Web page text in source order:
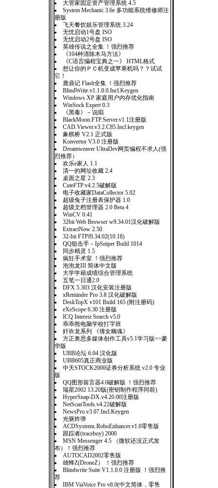
大管家固定资产管理系统 4.5
System Mechanic 3.6e 多功能系统维修师注
册版
飞天餐饮娱乐管理系统 3.24
无忧启动1号盘 ISO
无忧启动2号盘 ISO
英雄传说之全集 ！强烈推荐
《104种清除木马方法》
《C语言编程宝典之一》 HTML格式
想让你的ＰＣ机变成苹果机吗？？试试
它！
鹿鼎记 Flash全集 ！强烈推荐
BlindWrite.v1.1.0.0.Incl.Keygen
Windows XP 家庭用户内存优化指南
WinSock Expert 0.3
《黑毒》－说唱
BlackMoon.FTP.Server.v1.1注册版
CAD.Viewer.v3.2.C85.Incl.keygen
象棋桥 V2.1 正式版
Konvertor V3.0 注册版
Dreamweaver UltraDev网页编程不求人(强
烈推荐）
欢乐e家人 1.1
清一的网址收藏 2.4
桌面之星 2.3
CuteFTP.v4.2.5破解版
电子收藏家DataCollector 5.02
超级兔子注册表保护器 1.0
超级文档管理器 2.0 Beta 4
WinCV 0.41
32bit Web Browser w9.34.01汉化破解版
ExtractNow 2.50
32-bit FTPf9.34.02(10.18)
QQ狙击手－IpSniper Build 1014
同步精灵 1.5
疯狂手术室 ！强烈推荐
泡泡龙III 简体中文版
大学学籍成绩综合管理系统
五笔一日通2.0
DFX 5.303 汉化安装注册版
xReminder Pro 3.8 汉化破解版
DeskTopX v101 Build 165 (附注册码)
eXeScope 6.30 注册版
ICQ Interest Search v5.0
乖乖熊电脑学校打字班
奸诈龙系列 《倩女幽魂》
方正奥思多媒体创作工具v5.1学习版=>豪
华版
UBB论坛 6.04 汉化版
UBB605真正商业版
中天STOCK2000证券分析系统 v2.0 专业
版
QQ图形留言器4.0破解版 ！强烈推荐
瑞星2002 13.20版(密钥制作程序同前)
HyperSnap-DX.v4.20.00注册版
NetScanTools.v4.22破解版
NewsPro.v3.07.Incl.Keygen
光驱炸弹
ACDSystems.RoboEnhancer.v1.0零售版
跟踪者(traceboy) 2000
MSN Messenger 4.5 （微软还没正式发
布）！强烈推荐
AUTOCAD2002零售版
雄蜂Z(DroneZ） ！强烈推荐
Blindwrite Suite V1.1.0.0 注册版 ！强烈推
荐
IBM ViaVoice Pro v8.0(中文简体，零售